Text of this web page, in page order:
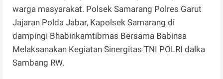
warga masyarakat. Polsek Samarang Polres Garut
Jajaran Polda Jabar, Kapolsek Samarang di
dampingi Bhabinkamtibmas Bersama Babinsa
Melaksanakan Kegiatan Sinergitas TNI POLRI dalka
Sambang RW.